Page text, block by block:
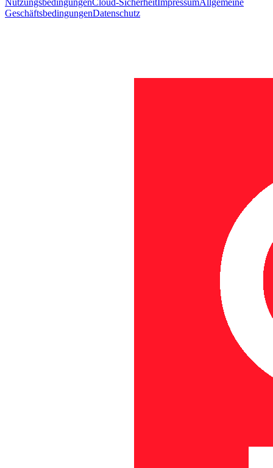
NutzungsbedingungenCloud-Sicherheit ImpressumAllgemeine
GeschäftsbedingungenDatenschutz